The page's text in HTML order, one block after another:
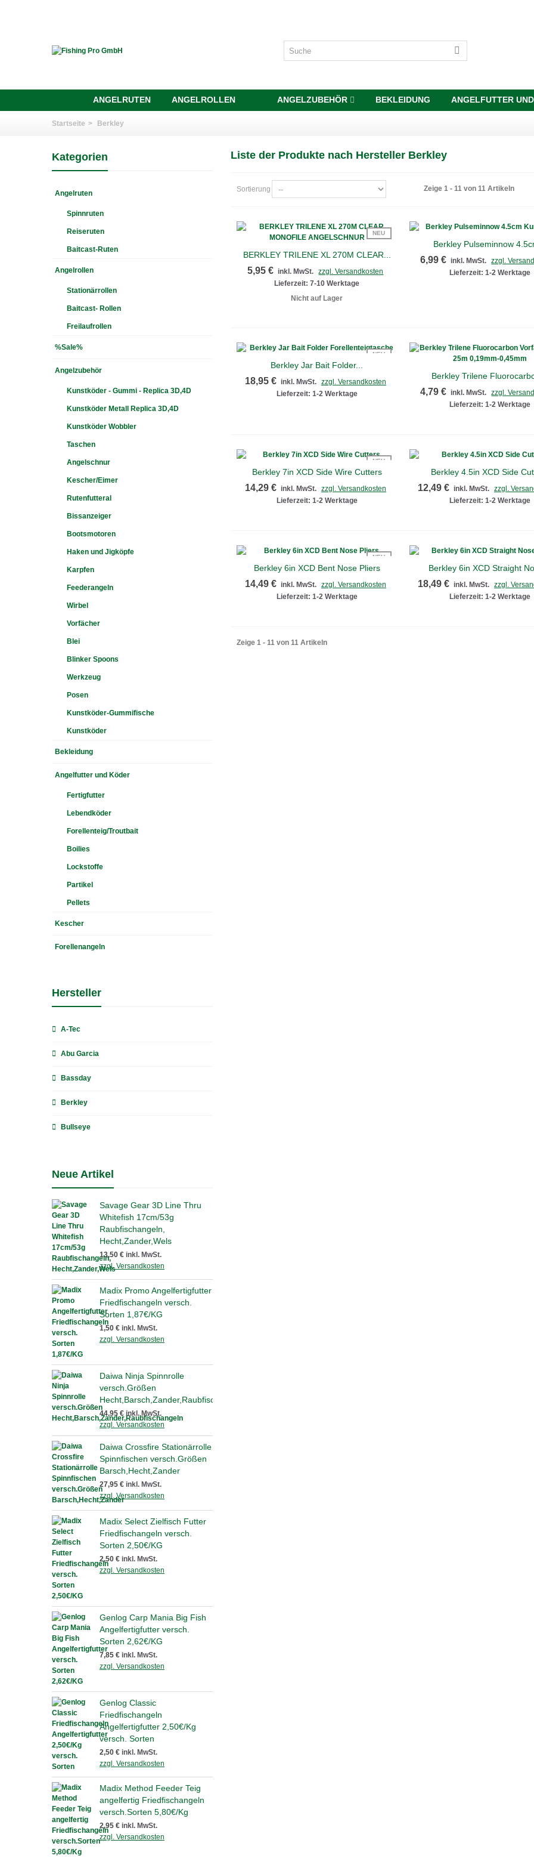
ANGELRUTEN ANGELROLLEN ANGELZUBEHÖR BEKLEIDUNG ANGELFUTTER
Startseite > Berkley
Kategorien
Angelruten
Spinnruten
Reiseruten
Baitcast-Ruten
Angelrollen
Stationärrollen
Baitcast- Rollen
Freilaufrollen
%Sale%
Angelzubehör
Kunstköder - Gummi - Replica 3D,4D
Kunstköder Metall Replica 3D,4D
Kunstköder Wobbler
Taschen
Angelschnur
Kescher/Eimer
Rutenfutteral
Bissanzeiger
Bootsmotoren
Haken und Jigköpfe
Karpfen
Feederangeln
Wirbel
Vorfächer
Blei
Blinker Spoons
Werkzeug
Posen
Kunstköder-Gummifische
Kunstköder
Bekleidung
Angelfutter und Köder
Fertigfutter
Lebendköder
Forellenteig/Troutbait
Boilies
Lockstoffe
Partikel
Pellets
Kescher
Forellenangeln
Hersteller
A-Tec
Abu Garcia
Bassday
Berkley
Bullseye
Neue Artikel
Savage Gear 3D Line Thru
Whitefish 17cm/53g
Raubfischangeln,
Hecht,Zander,Wels
13,50 € inkl. MwSt.
zzgl. Versandkosten
Madix Promo Angelfertigfutter
Friedfischangeln versch.
Sorten 1,87€/KG
1,50 € inkl. MwSt.
zzgl. Versandkosten
Daiwa Ninja Spinnrolle
versch.Größen
Hecht,Barsch,Zander,Raubfischangeln
44,95 € inkl. MwSt.
zzgl. Versandkosten
Daiwa Crossfire Stationärrolle
Spinnfischen versch.Größen
Barsch,Hecht,Zander
27,95 € inkl. MwSt.
zzgl. Versandkosten
Madix Select Zielfisch Futter
Friedfischangeln versch.
Sorten 2,50€/KG
2,50 € inkl. MwSt.
zzgl. Versandkosten
Genlog Carp Mania Big Fish
Angelfertigfutter versch.
Sorten 2,62€/KG
7,85 € inkl. MwSt.
zzgl. Versandkosten
Genlog Classic
Friedfischangeln
Angelfertigfutter 2,50€/Kg
versch. Sorten
2,50 € inkl. MwSt.
zzgl. Versandkosten
Madix Method Feeder Teig
angelfertig Friedfischangeln
versch.Sorten 5,80€/Kg
2,95 € inkl. MwSt.
zzgl. Versandkosten
Liste der Produkte nach Hersteller Berkley
Sortierung Zeige 1 - 11 von 11 Artikeln
NEU
Schnellansicht
BERKLEY TRILENE XL 270M CLEAR...
5,95 € inkl. MwSt.
zzgl. Versandkosten
Lieferzeit: 7-10 Werktage
Nicht auf Lager
Schnellansicht
Berkley Pulseminnow
6,99 € inkl. MwSt.
zzgl.
Lieferzeit: 1-2 Werktage
NEU
Schnellansicht
Berkley Jar Bait Folder...
18,95 € inkl. MwSt. zzgl. Versandkosten
Lieferzeit: 1-2 Werktage
Schnellansicht
Berkley Trilene
4,79 € inkl. MwSt.
zzgl.
Lieferzeit: 1-2 Werktage
NEU
Schnellansicht
Berkley 7in XCD Side Wire Cutters
14,29 € inkl. MwSt. zzgl. Versandkosten
Lieferzeit: 1-2 Werktage
Schnellansicht
Berkley 4.5in XCD Side
12,49 € inkl. MwSt. zzgl.
Lieferzeit: 1-2 Werktage
NEU
Schnellansicht
Berkley 6in XCD Bent Nose Pliers
14,49 € inkl. MwSt. zzgl. Versandkosten
Lieferzeit: 1-2 Werktage
Schnellansicht
Berkley 6in XCD Straight
18,49 € inkl. MwSt. zzgl.
Lieferzeit: 1-2 Werktage
Zeige 1 - 11 von 11 Artikeln